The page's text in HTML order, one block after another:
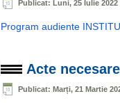
Publicat: Luni, 25 Iulie 2022
Program audiente
Acte
Publicat: Marți, 21 Martie